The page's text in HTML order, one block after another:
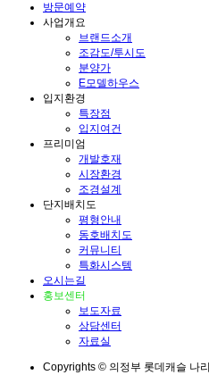
방문예약
사업개요
브랜드소개
조감도/투시도
분양가
E모델하우스
입지환경
특장점
입지여건
프리미엄
개발호재
시장환경
조경설계
단지배치도
평형안내
동호배치도
커뮤니티
특화시스템
오시는길
홍보센터
보도자료
상담센터
자료실
Copyrights © 의정부 롯데캐슬 나